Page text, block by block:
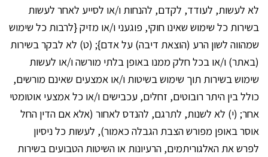
לא לעשות, לעודד, לקדם, להנחות ו/או לסייע לאחר לעשות
בשירות כל שימוש שאינו חוקי, פוגעני ו/או מזיק {לרבות כל שימוש
שמהווה לשון הרע (הוצאת דיבה) על אדם}; (ט) לא לבקר בשירות
(באתר) ו/או בכל חלק ממנו באופן בלתי מורשה ו/או לעשות
שימוש בשירות תוך שימוש בשיטות ו/או אמצעים שאינם מורשים,
כולל בין היתר רובוטים, זחלים, עכבישים ו/או כל אמצעי אוטומטי
אחר; (י) לא לשנות, לתרגם, להנדס לאחור (אלא אם הדין החל
אוסר באופן מפורש הצבת הגבלה כאמור), לעשות כל ניסיון
לפרש את האלגוריתמים, הרעיונות או השיטות הטבועים בשירות